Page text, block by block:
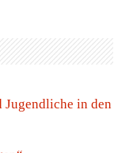
in den